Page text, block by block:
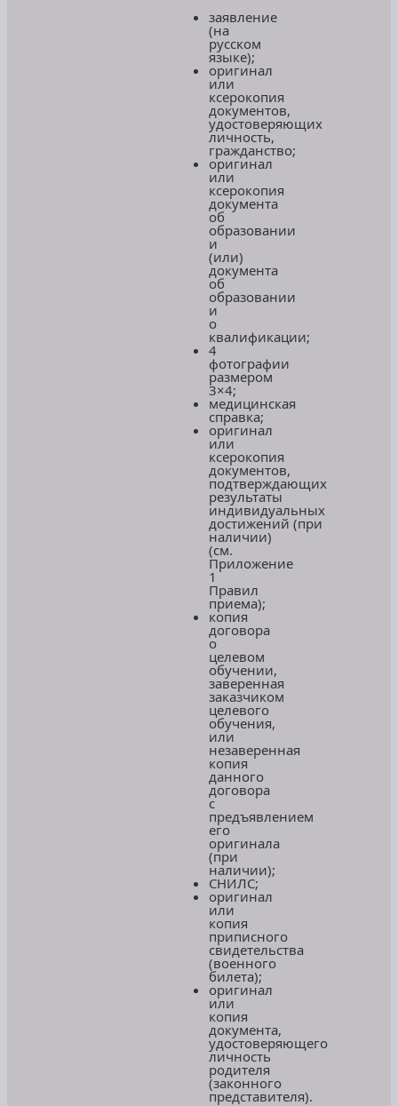
заявление
(на
русском
языке);
оригинал
или
ксерокопия
документов,
удостоверяющих
личность,
гражданство;
оригинал
или
ксерокопия
документа
об
образовании
и
(или)
документа
об
образовании
и
о
квалификации;
4
фотографии
размером
3×4;
медицинская
справка;
оригинал
или
ксерокопия
документов,
подтверждающих
результаты
индивидуальных
достижений (при
наличии)
(см.
Приложение
1
Правил
приема);
копия
договора
о
целевом
обучении,
заверенная
заказчиком
целевого
обучения,
или
незаверенная
копия
данного
договора
с
предъявлением
его
оригинала
(при
наличии);
СНИЛС;
оригинал
или
копия
приписного
свидетельства
(военного
билета);
оригинал
или
копия
документа,
удостоверяющего
личность
родителя
(законного
представителя).